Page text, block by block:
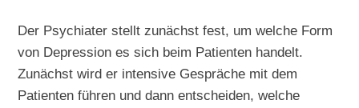
Der Psychiater stellt zunächst fest, um welche Form
von Depression es sich beim Patienten handelt.
Zunächst wird er intensive Gespräche mit dem
Patienten führen und dann entscheiden, welche